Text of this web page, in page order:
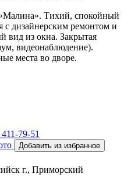
Тихий, спокойный
с дизайнерским ремонтом и
вид из окна. Закрытая
видеонаблюдение).
места во дворе.
79-51
Добавить из избранное
г., Приморский